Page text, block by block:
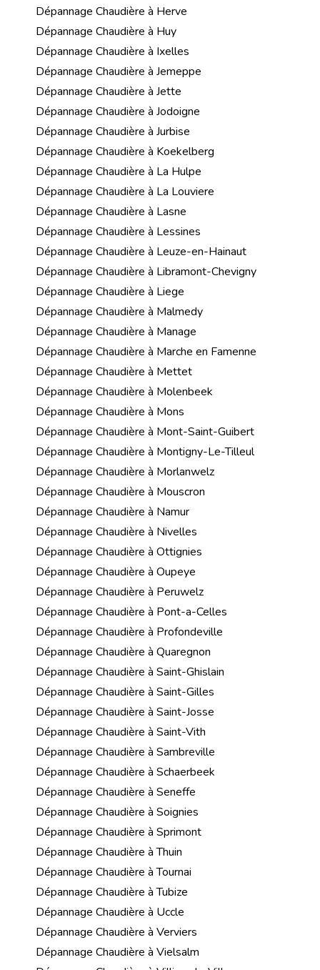
Dépannage Chaudière à Herve
Dépannage Chaudière à Huy
Dépannage Chaudière à Ixelles
Dépannage Chaudière à Jemeppe
Dépannage Chaudière à Jette
Dépannage Chaudière à Jodoigne
Dépannage Chaudière à Jurbise
Dépannage Chaudière à Koekelberg
Dépannage Chaudière à La Hulpe
Dépannage Chaudière à La Louviere
Dépannage Chaudière à Lasne
Dépannage Chaudière à Lessines
Dépannage Chaudière à Leuze-en-Hainaut
Dépannage Chaudière à Libramont-Chevigny
Dépannage Chaudière à Liege
Dépannage Chaudière à Malmedy
Dépannage Chaudière à Manage
Dépannage Chaudière à Marche en Famenne
Dépannage Chaudière à Mettet
Dépannage Chaudière à Molenbeek
Dépannage Chaudière à Mons
Dépannage Chaudière à Mont-Saint-Guibert
Dépannage Chaudière à Montigny-Le-Tilleul
Dépannage Chaudière à Morlanwelz
Dépannage Chaudière à Mouscron
Dépannage Chaudière à Namur
Dépannage Chaudière à Nivelles
Dépannage Chaudière à Ottignies
Dépannage Chaudière à Oupeye
Dépannage Chaudière à Peruwelz
Dépannage Chaudière à Pont-a-Celles
Dépannage Chaudière à Profondeville
Dépannage Chaudière à Quaregnon
Dépannage Chaudière à Saint-Ghislain
Dépannage Chaudière à Saint-Gilles
Dépannage Chaudière à Saint-Josse
Dépannage Chaudière à Saint-Vith
Dépannage Chaudière à Sambreville
Dépannage Chaudière à Schaerbeek
Dépannage Chaudière à Seneffe
Dépannage Chaudière à Soignies
Dépannage Chaudière à Sprimont
Dépannage Chaudière à Thuin
Dépannage Chaudière à Tournai
Dépannage Chaudière à Tubize
Dépannage Chaudière à Uccle
Dépannage Chaudière à Verviers
Dépannage Chaudière à Vielsalm